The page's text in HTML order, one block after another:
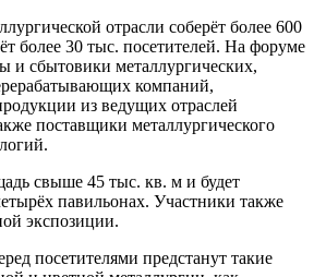
отрасли соберёт более 600
более 30 тыс. посетителей. На форуме
и сбытовики металлургических,
компаний,
из ведущих отраслей
поставщики металлургического
свыше 45 тыс. кв. м и будет
павильонах. Участники также
экспозиции.
посетителями предстанут такие